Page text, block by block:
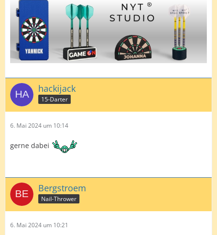
hackijack
15-Darter
6. Mai 2024 um 10:14
gerne dabei
Bergstroem
Nail-Thrower
6. Mai 2024 um 10:21